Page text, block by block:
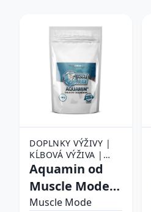
DOPLNKY VÝŽIVY |
KĹBOVÁ VÝŽIVA |
AQUAMÍN
Aquamin od
Muscle Mode
500 g Neutrál
Muscle Mode